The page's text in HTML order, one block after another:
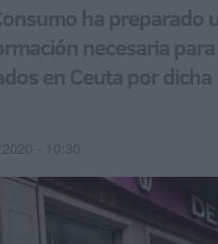
ha preparado
necesaria
en Ceuta por dicha
2020 - 10:30